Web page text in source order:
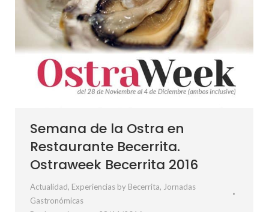
Semana de la Ostra en
Restaurante Becerrita.
Ostraweek Becerrita 2016
Actualidad, Experiencias by Becerrita, Jornadas
Gastronómicas